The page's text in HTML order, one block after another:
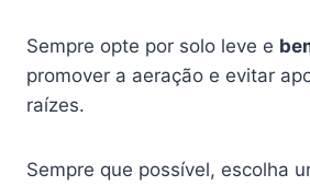
Sempre opte por solo leve e
promover a aeração e evitar
raízes.
Sempre que possível, escolha